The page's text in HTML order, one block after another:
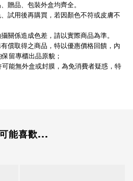
贈品、包裝外盒均齊全。
試用後再購買，若因顏色不符或皮膚不
關係造成色差，請以實際商品為準。
償取得之商品，特以優惠價格回饋，內
留專櫃出品原貌；
能無外盒或封膜，為免消費者疑惑，特
能喜歡...